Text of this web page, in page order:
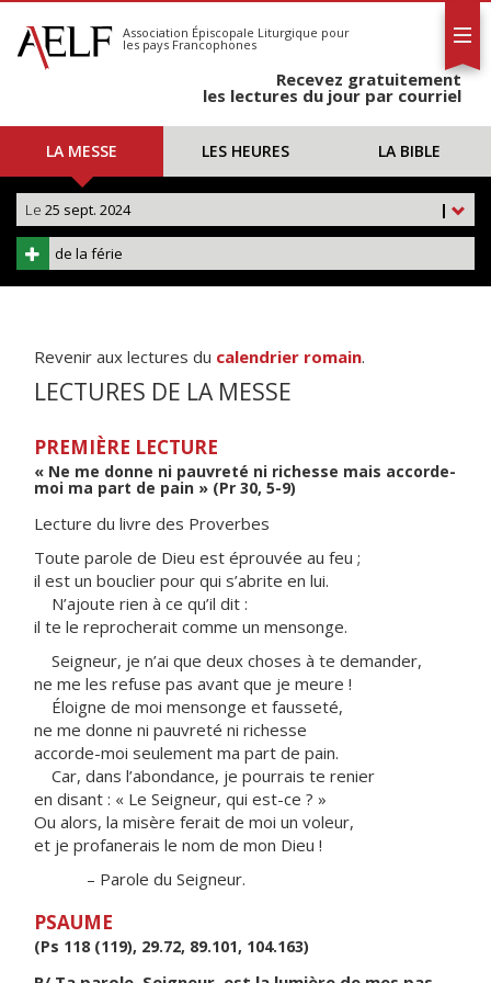
S'abonner
Calendrier
Association Épiscopale Liturgique pour
les pays Francophones
Recevez gratuitement
les lectures du jour par courriel
LA MESSE LES HEURES LA BIBLE
|
Le 25 sept. 2024
de la férie
Revenir aux lectures du calendrier romain.
LECTURES DE LA MESSE
PREMIÈRE LECTURE
« Ne me donne ni pauvreté ni richesse mais accorde-
moi ma part de pain » (Pr 30, 5-9)
Lecture du livre des Proverbes
Toute parole de Dieu est éprouvée au feu ;
il est un bouclier pour qui s’abrite en lui.
N’ajoute rien à ce qu’il dit :
il te le reprocherait comme un mensonge.
Seigneur, je n’ai que deux choses à te demander,
ne me les refuse pas avant que je meure !
Éloigne de moi mensonge et fausseté,
ne me donne ni pauvreté ni richesse
accorde-moi seulement ma part de pain.
Car, dans l’abondance, je pourrais te renier
en disant : « Le Seigneur, qui est-ce ? »
Ou alors, la misère ferait de moi un voleur,
et je profanerais le nom de mon Dieu !
– Parole du Seigneur.
PSAUME
(Ps 118 (119), 29.72, 89.101, 104.163)